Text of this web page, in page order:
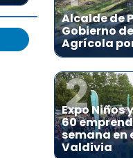
Alcalde de
Gobierno
Agrícola
2
Expo Niños
60
semana en
Valdivia